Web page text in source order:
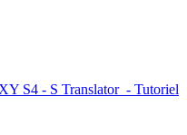
S4 - S Translator - Tutoriel